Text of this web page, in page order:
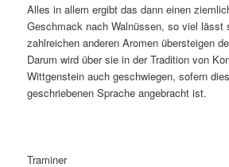
Alles in allem ergibt das dann einen
Geschmack nach Walnüssen, so viel lässt
zahlreichen anderen Aromen übersteigen
Darum wird über sie in der Tradition von
Wittgenstein auch geschwiegen, sofern
geschriebenen Sprache angebracht ist.
Traminer